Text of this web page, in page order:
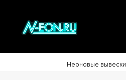
Неоновые вывески